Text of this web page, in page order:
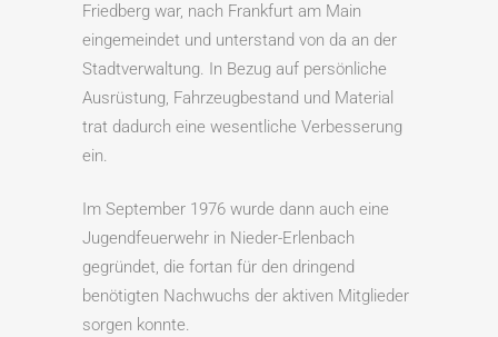
Friedberg war, nach Frankfurt am Main
eingemeindet und unterstand von da an der
Stadtverwaltung. In Bezug auf persönliche
Ausrüstung, Fahrzeugbestand und Material
trat dadurch eine wesentliche Verbesserung
ein.
Im September 1976 wurde dann auch eine
Jugendfeuerwehr in Nieder-Erlenbach
gegründet, die fortan für den dringend
benötigten Nachwuchs der aktiven Mitglieder
sorgen konnte.